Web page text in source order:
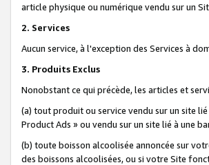
article physique ou numérique vendu sur un
2. Services
Aucun service, à l'exception des Services à
3. Produits Exclus
Nonobstant ce qui précède, les articles et
(a) tout produit ou service vendu sur un site
Product Ads » ou vendu sur un site lié à une
(b) toute boisson alcoolisée annoncée sur
des boissons alcoolisées, ou si votre Site